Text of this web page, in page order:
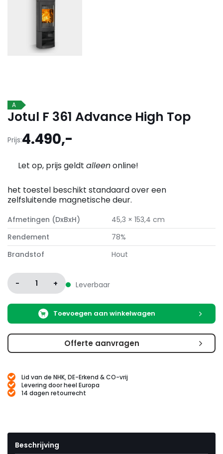
A
Jotul F 361 Advance High Top
Prijs:4.490,-
Let op, prijs geldt alleenonline!
het toestel beschikt standaard over een
zelfsluitende magnetische deur.
Afmetingen (DxBxH)
45,3 × 153,4 cm
Rendement
78%
Brandstof
Hout
- 1 + Leverbaar
Toevoegen aan winkelwagen
Offerte aanvragen
Lid van de NHK, DE-Erkend & CO-vrij
Levering door heel Europa
14 dagen retourrecht
Beschrijving